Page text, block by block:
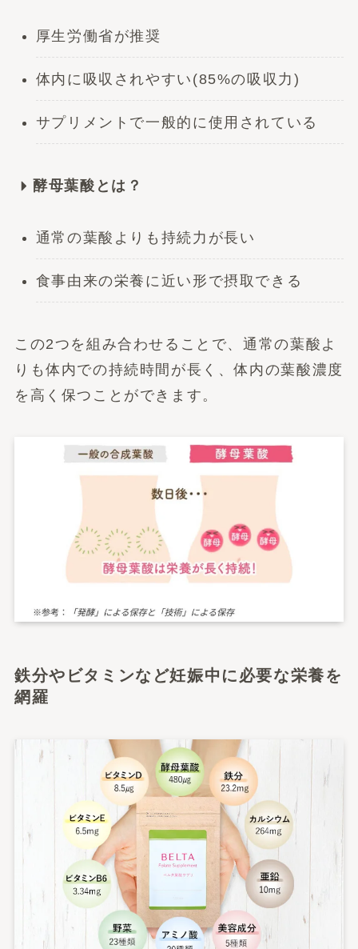
厚生労働省が推奨
体内に吸収されやすい(85%の吸収力)
サプリメントで一般的に使用されている
酵母葉酸とは？
通常の葉酸よりも持続力が長い
食事由来の栄養に近い形で摂取できる
この2つを組み合わせることで、通常の葉酸よ
りも体内での持続時間が長く、体内の葉酸濃度
を高く保つことができます。
鉄分やビタミンなど妊娠中に必要な栄養を
網羅